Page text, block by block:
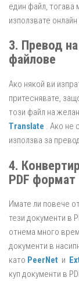
един файл,
използвате
3. Превод
файлове
Ако някой ви
притеснявате,
този файл на
Translate . Ако не
използва за
4.
PDF формат
Имате ли повече
тези документи в
отнема много
документи в
като PeerNet и
куп документи в